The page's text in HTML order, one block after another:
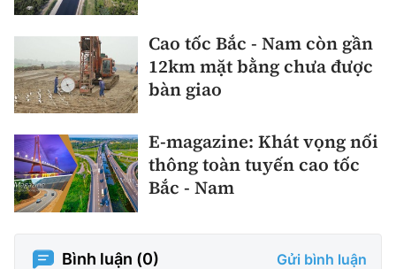
Cao tốc Bắc - Nam còn gần
12km mặt bằng chưa được
bàn giao
E-magazine: Khát vọng nối
thông toàn tuyến cao tốc
Bắc - Nam
Bình luận (0) Gửi bình luận